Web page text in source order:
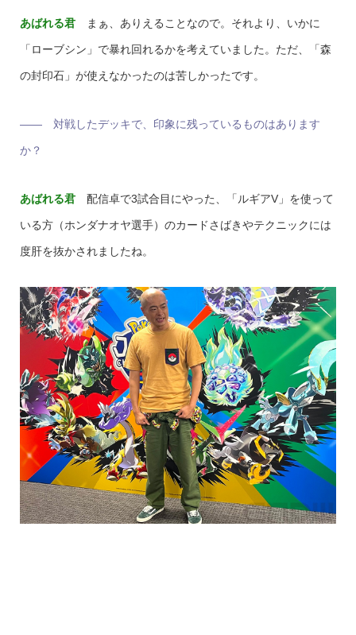
あばれる君まぁ、ありえることなので。それより、いかに
「ローブシン」で暴れ回れるかを考えていました。ただ、「森
の封印石」が使えなかったのは苦しかったです。
―― 対戦したデッキで、印象に残っているものはあります
か？
あばれる君配信卓で3試合目にやった、「ルギアV」を使って
いる方（ホンダナオヤ選手）のカードさばきやテクニックには
度肝を抜かされましたね。